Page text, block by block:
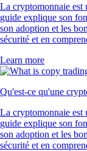
La cryptomonnaie est
guide explique son
son adoption et les
sécurité et en
Learn more
Qu'est-ce qu'une
La cryptomonnaie est
guide explique son
son adoption et les
sécurité et en